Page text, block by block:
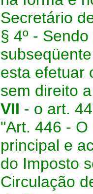
Secretário
§ 4º -
esta efetuar
sem direito
VII - o art.
"Art. 446 -
principal e
do Imposto
Circulação